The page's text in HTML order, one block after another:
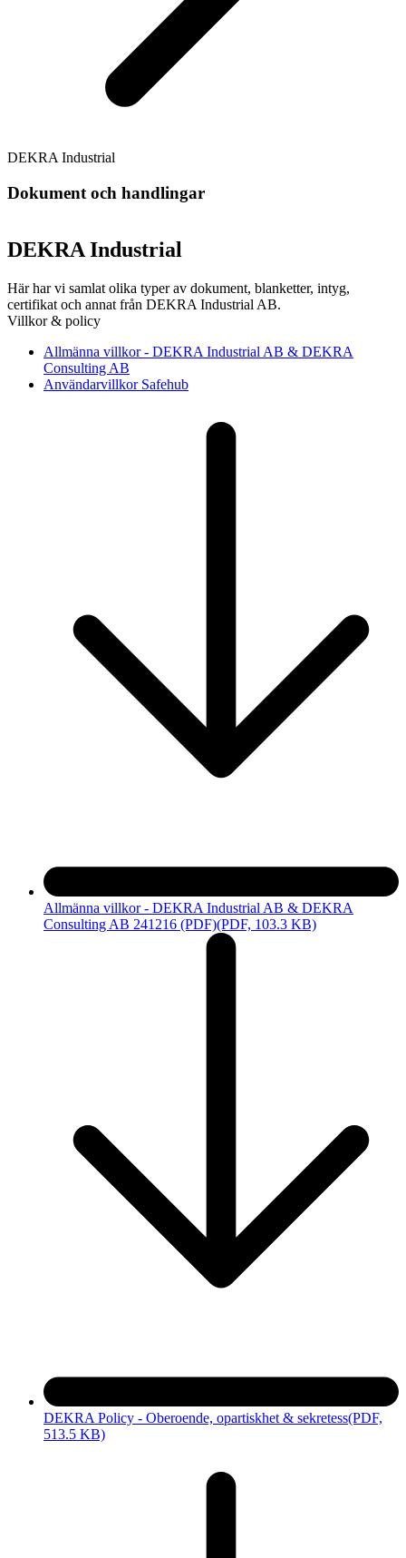
DEKRA Industrial
Dokument och handlingar
DEKRA Industrial
Här har vi samlat olika typer av dokument, blanketter, intyg,
certifikat och annat från DEKRA Industrial AB.
Villkor & policy
Allmänna villkor - DEKRA Industrial AB & DEKRA
Consulting AB
Användarvillkor Safehub
Allmänna villkor - DEKRA Industrial AB & DEKRA
Consulting AB 241216 (PDF)(PDF, 103.3 KB)
DEKRA Policy - Oberoende, opartiskhet & sekretess(PDF,
513.5 KB)